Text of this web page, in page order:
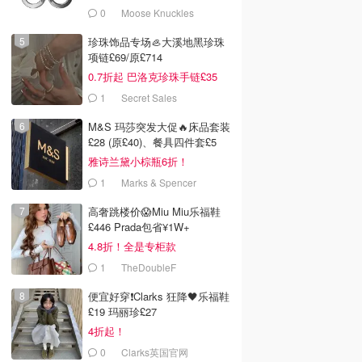
0 Moose Knuckles
珍珠饰品专场🦪大溪地黑珍珠
项链£69/原£714
0.7折起 巴洛克珍珠手链£35
1 Secret Sales
M&S 玛莎突发大促🔥床品套装
£28 (原£40)、餐具四件套£5
雅诗兰黛小棕瓶6折！
1 Marks & Spencer
高奢跳楼价😱Miu Miu乐福鞋
£446 Prada包省¥1W+
4.8折！全是专柜款
1 TheDoubleF
便宜好穿❗️Clarks 狂降🖤乐福鞋
£19 玛丽珍£27
4折起！
0 Clarks英国官网